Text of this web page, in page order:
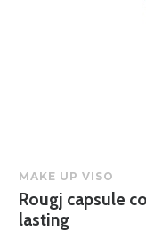
MAKE UP VISO
Rougj capsule
lasting